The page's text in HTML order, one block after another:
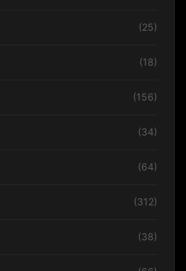
(25)
(18)
(156)
(34)
(64)
(312)
(38)